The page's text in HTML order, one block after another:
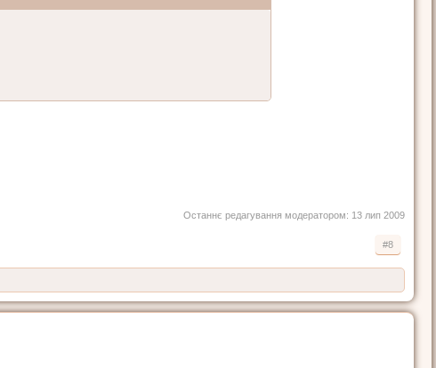
Останнє редагування модератором: 13 лип 2009
#8